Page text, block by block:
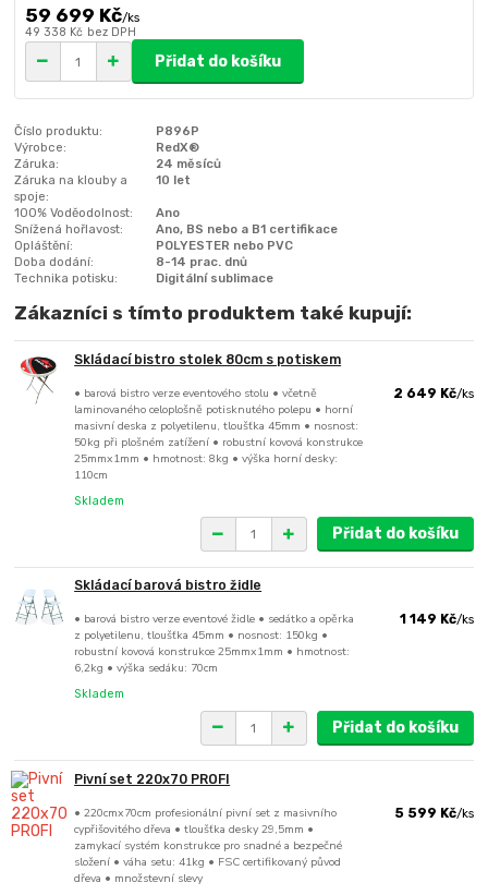
59 699 Kč/ks
49 338 Kč bez DPH
Přidat do košíku
Číslo produktu:
P896P
Výrobce:
RedX®
Záruka:
24 měsíců
Záruka na klouby a
spoje:
10 let
100% Voděodolnost:
Ano
Snížená hořlavost:
Ano, BS nebo a B1 certifikace
Opláštění:
POLYESTER nebo PVC
Doba dodání:
8-14 prac. dnů
Technika potisku:
Digitální sublimace
Zákazníci s tímto produktem také kupují:
Skládací bistro stolek 80cm s potiskem
• barová bistro verze eventového stolu • včetně
laminovaného celoplošně potisknutého polepu • horní
masivní deska z polyetilenu, tloušťka 45mm • nosnost:
50kg při plošném zatížení • robustní kovová konstrukce
25mmx1mm • hmotnost: 8kg • výška horní desky:
110cm
2 649 Kč/ks
Skladem
Přidat do košíku
Skládací barová bistro židle
• barová bistro verze eventové židle • sedátko a opěrka
z polyetilenu, tloušťka 45mm • nosnost: 150kg •
robustní kovová konstrukce 25mmx1mm • hmotnost:
6,2kg • výška sedáku: 70cm
1 149 Kč/ks
Skladem
Přidat do košíku
Pivní set 220x70 PROFI
• 220cmx70cm profesionální pivní set z masivního
cypřišovitého dřeva • tloušťka desky 29,5mm •
zamykací systém konstrukce pro snadné a bezpečné
složení • váha setu: 41kg • FSC certifikovaný původ
dřeva • množstevní slevy
5 599 Kč/ks